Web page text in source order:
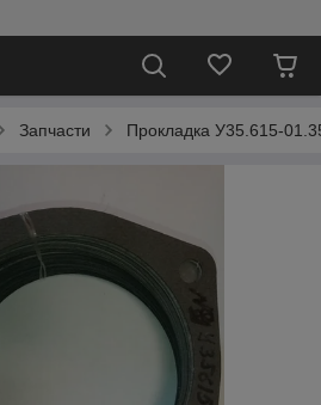
Запчасти Прокладка У35.615-